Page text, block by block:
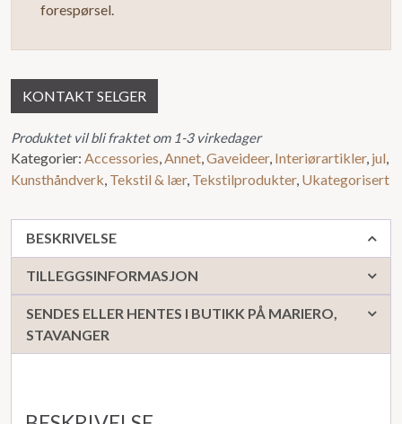
forespørsel.
KONTAKT SELGER
Produktet vil bli fraktet om 1-3 virkedager
Kategorier: Accessories,Annet,Gaveideer, Interiørartikler, jul,
Kunsthåndverk, Tekstil & lær, Tekstilprodukter, Ukategorisert
BESKRIVELSE
TILLEGGSINFORMASJON
SENDES ELLER HENTES I BUTIKK PÅ MARIERO,
STAVANGER